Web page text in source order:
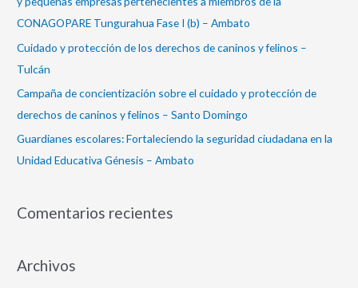
r
CONAGOPARE Tungurahua Fase I (b) – Ambato
Cuidado y protección de los derechos de caninos y felinos –
Tulcán
Campaña de concientización sobre el cuidado y protección de
derechos de caninos y felinos – Santo Domingo
Guardianes escolares: Fortaleciendo la seguridad ciudadana en la
Unidad Educativa Génesis – Ambato
Comentarios recientes
Archivos